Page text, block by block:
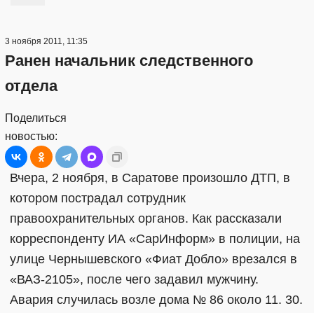
3 ноября 2011, 11:35
Ранен начальник следственного
отдела
Поделиться
новостью:
Вчера, 2 ноября, в Саратове произошло ДТП, в
котором пострадал сотрудник
правоохранительных органов. Как рассказали
корреспонденту ИА «СарИнформ» в полиции, на
улице Чернышевского «Фиат Добло» врезался в
«ВАЗ-2105», после чего задавил мужчину.
Авария случилась возле дома № 86 около 11. 30.